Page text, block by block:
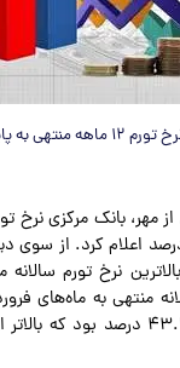
ماه امسال را ۴۲.۴ درصد اعلام
بالاترین نرخ تورم
سالانه منتهی به
ترتیب ۴۵.۲ درصد و ۴۳.۳ درصد